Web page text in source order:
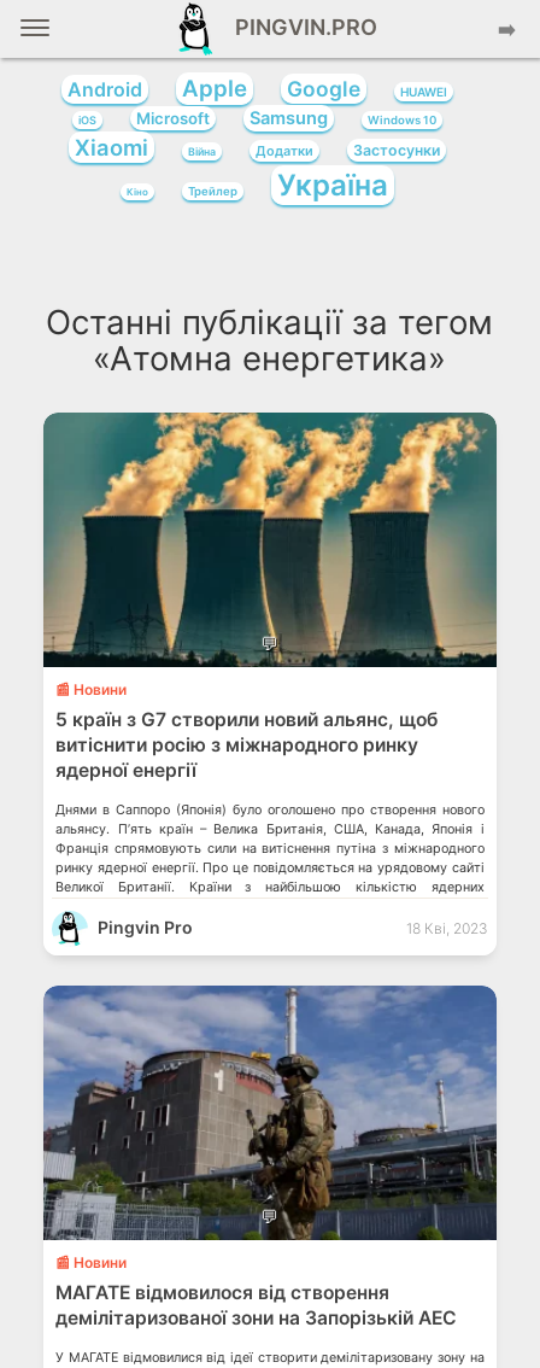
PINGVIN.PRO ➡️
Android Apple Google HUAWEI
iOS Microsoft Samsung Windows 10
Xiaomi Війна Додатки Застосунки
Кіно Трейлер Україна
Останні публікації за тегом
«Атомна енергетика»
💬
📰 Новини
5 країн з G7 створили новий альянс, щоб
витіснити росію з міжнародного ринку
ядерної енергії
Днями в Саппоро (Японія) було оголошено про створення нового
альянсу. Пʼять країн – Велика Британія, США, Канада, Японія і
Франція спрямовують сили на витіснення путіна з міжнародного
ринку ядерної енергії. Про це повідомляється на урядовому сайті
Великої Британії. Країни з найбільшою кількістю ядерних
зони на Запорізькій АЕС Сонячна гребля […]
Pingvin Pro 18 Кві, 2023
💬
📰 Новини
МАГАТЕ відмовилося від створення
демілітаризованої зони на Запорізькій АЕС
У МАГАТЕ відмовилися від ідеї створити демілітаризовану зону на